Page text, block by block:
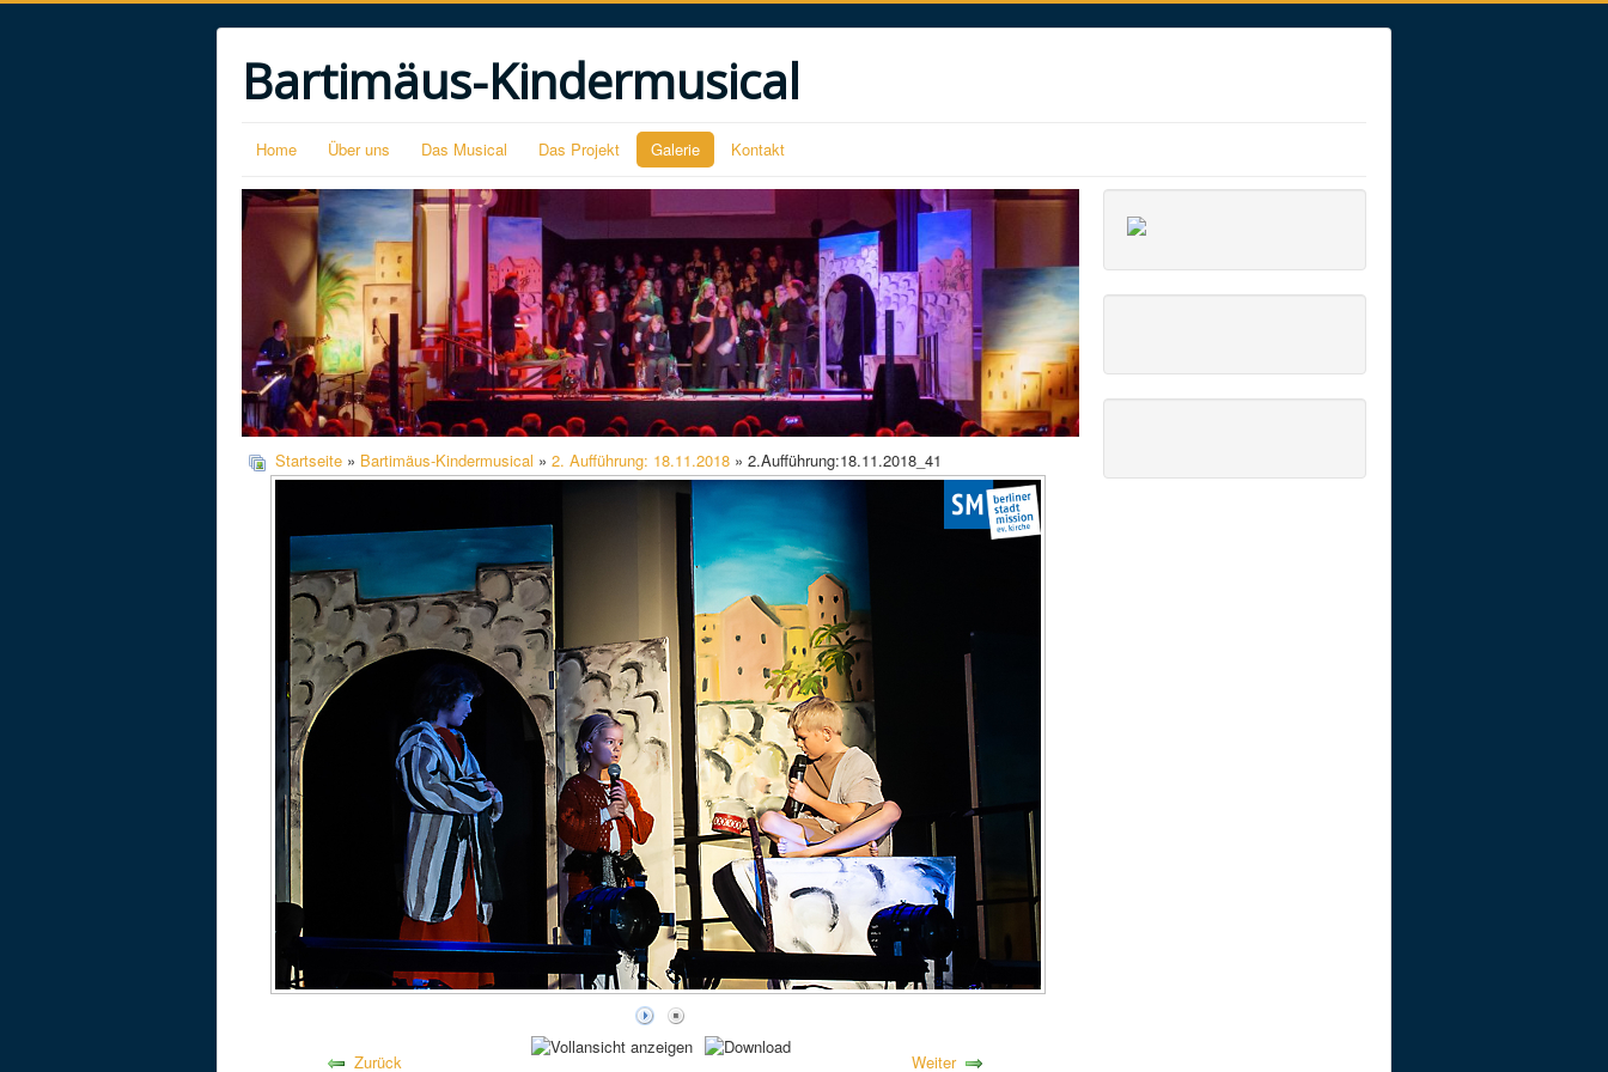
Bartimäus-Kindermusical
Home Über uns Das Musical Das Projekt Galerie Kontakt
Startseite » Bartimäus-Kindermusical » 2. Aufführung: 18.11.2018 » 2.Aufführung:18.11.2018_41
Zurück Weiter